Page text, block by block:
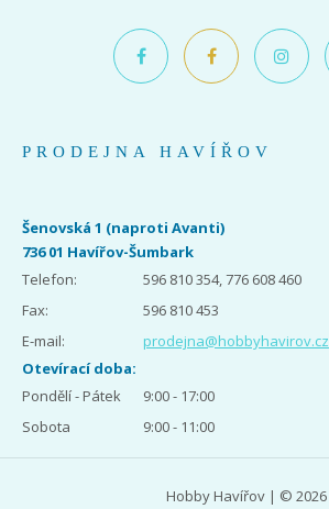
PRODEJNA HAVÍŘOV
Šenovská 1 (naproti Avanti)
736 01 Havířov-Šumbark
Telefon:
596 810 354, 776 608 460
Fax:
596 810 453
E-mail:
prodejna@hobbyhavirov.cz
Otevírací doba:
Pondělí - Pátek
9:00 - 17:00
Sobota
9:00 - 11:00
Hobby Havířov | © 2026